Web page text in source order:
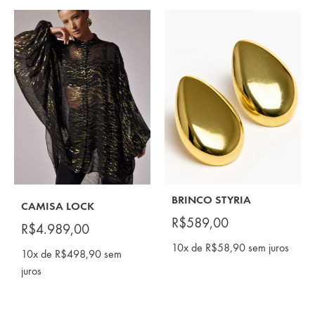
CAMISA LOCK
R$4.989,00
10x de R$498,90 sem
juros
BRINCO STYRIA
R$589,00
10x de R$58,90 sem juros